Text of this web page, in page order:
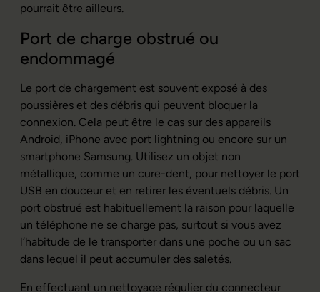
pourrait être ailleurs.
Port de charge obstrué ou
endommagé
Le port de chargement est souvent exposé à des
poussières et des débris qui peuvent bloquer la
connexion. Cela peut être le cas sur des appareils
Android, iPhone avec port lightning ou encore sur un
smartphone Samsung. Utilisez un objet non
métallique, comme un cure-dent, pour nettoyer le port
USB en douceur et en retirer les éventuels débris. Un
port obstrué est habituellement la raison pour laquelle
un téléphone ne se charge pas, surtout si vous avez
l’habitude de le transporter dans une poche ou un sac
dans lequel il peut accumuler des saletés.
En effectuant un nettoyage régulier du connecteur